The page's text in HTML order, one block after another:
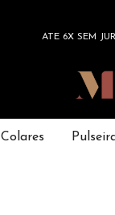
ATÉ 6X SEM
Colares